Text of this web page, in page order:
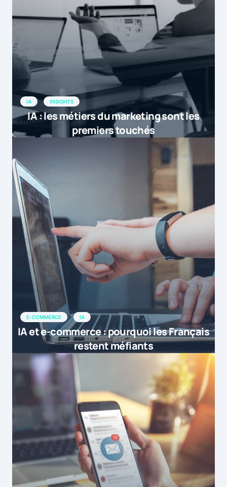
IA INSIGHTS
IA : les métiers du marketing sont les
premiers touchés
E-COMMERCE IA
IA et e-commerce : pourquoi les Français
restent méfiants